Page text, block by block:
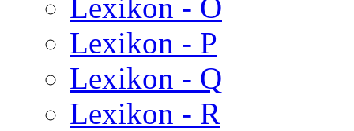
Lexikon - O
Lexikon - P
Lexikon - Q
Lexikon - R